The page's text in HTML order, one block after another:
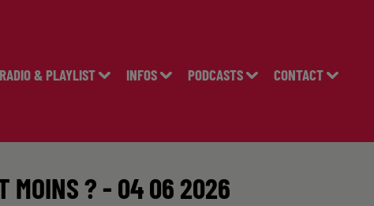
RADIO & PLAYLIST INFOS PODCASTS CONTACT
MOINS ? - 04 06 2026